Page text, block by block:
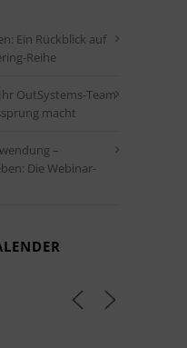
Ein Rückblick auf
Reihe
OutSystems-Team
macht
–
Die Webinar-